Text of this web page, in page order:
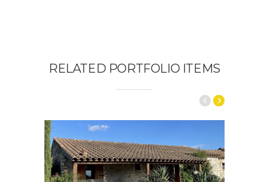
RELATED PORTFOLIO ITEMS